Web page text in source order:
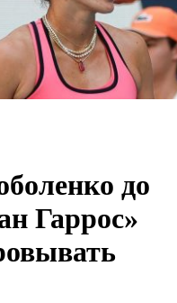
до
Гаррос»